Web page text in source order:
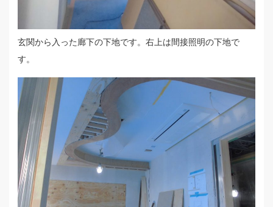
玄関から入った廊下の下地です。右上は間接照明の下地で
す。